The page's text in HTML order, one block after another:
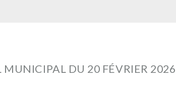
MUNICIPAL DU 20 FÉVRIER